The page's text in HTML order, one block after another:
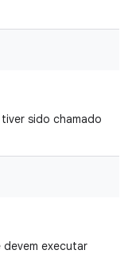
sido chamado
executar